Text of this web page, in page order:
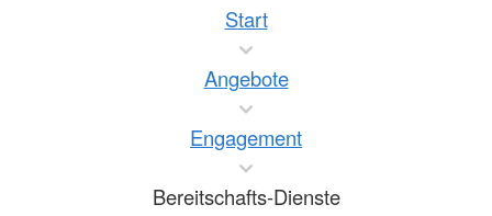
Start
Angebote
Engagement
Bereitschafts-Dienste